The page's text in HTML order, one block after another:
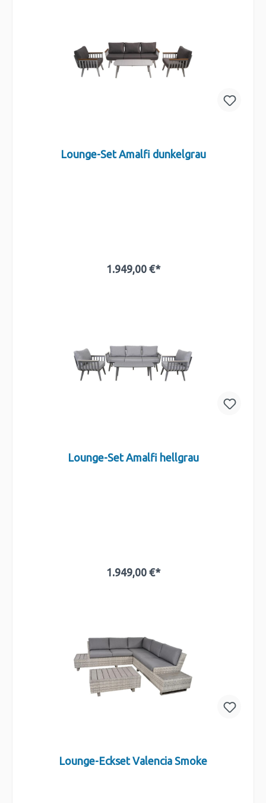
Lounge-Set Amalfi dunkelgrau
1.949,00 €*
Lounge-Set Amalfi hellgrau
1.949,00 €*
Lounge-Eckset Valencia Smoke